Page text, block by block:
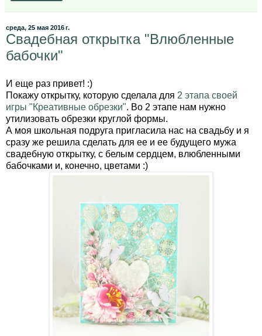
среда, 25 мая 2016 г.
Свадебная открытка "Влюбленные
бабочки"
И еще раз привет! :)
Покажу открытку, которую сделала для 2 этапа своей
игры "Креативные обрезки". Во 2 этапе нам нужно
утилизовать обрезки круглой формы.
А моя школьная подруга пригласила нас на свадьбу и я
сразу же решила сделать для ее и ее будущего мужа
свадебную открытку, с белым сердцем, влюбленными
бабочками и, конечно, цветами :)